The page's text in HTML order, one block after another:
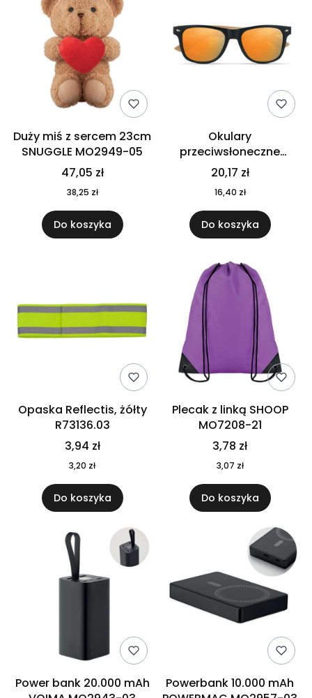
Duży miś z sercem 23cm
SNUGGLE MO2949-05
47,05 zł
38,25 zł
Do koszyka
Okulary
przeciwsłoneczne
CALIFORNIA TOUCH
MO9617-10
20,17 zł
16,40 zł
Do koszyka
Opaska Reflectis, żółty
R73136.03
3,94 zł
3,20 zł
Do koszyka
Plecak z linką SHOOP
MO7208-21
3,78 zł
3,07 zł
Do koszyka
Power bank 20.000 mAh
Powerbank 10.000 mAh